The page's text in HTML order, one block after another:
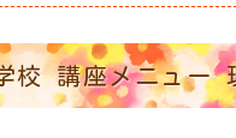
校 講座メニュー